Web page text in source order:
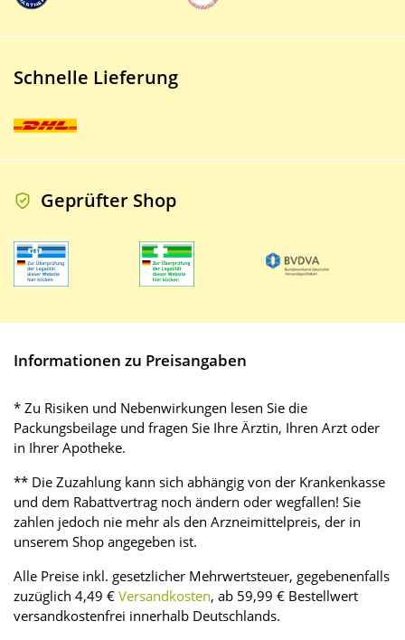
Schnelle Lieferung
Geprüfter Shop
Informationen zu Preisangaben
* Zu Risiken und Nebenwirkungen lesen Sie die
Packungsbeilage und fragen Sie Ihre Ärztin, Ihren Arzt oder
in Ihrer Apotheke.
** Die Zuzahlung kann sich abhängig von der Krankenkasse
und dem Rabattvertrag noch ändern oder wegfallen! Sie
zahlen jedoch nie mehr als den Arzneimittelpreis, der in
unserem Shop angegeben ist.
Alle Preise inkl. gesetzlicher Mehrwertsteuer, gegebenenfalls
zuzüglich 4,49 € Versandkosten, ab 59,99 € Bestellwert
versandkostenfrei innerhalb Deutschlands.